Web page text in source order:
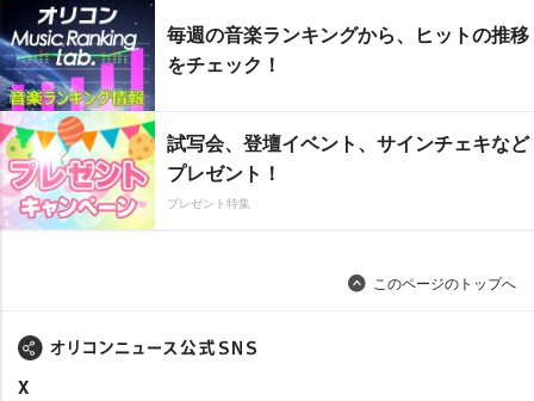
毎週の音楽ランキングから、ヒットの推移
をチェック！
試写会、登壇イベント、サインチェキなど
プレゼント！
プレゼント特集
このページのトップへ
X